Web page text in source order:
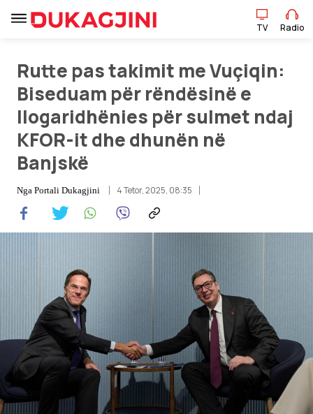
Lajme
Sport
Pikëpamje
Art Jete
Showbiz
Ekonomi
Teknologji
Udhëtime
TV Radio
Rutte pas takimit me Vuçiqin:
Biseduam për rëndësinë e
llogaridhënies për sulmet ndaj
KFOR-it dhe dhunën në
Banjskë
Nga Portali Dukagjini 4 Tetor, 2025, 08:35